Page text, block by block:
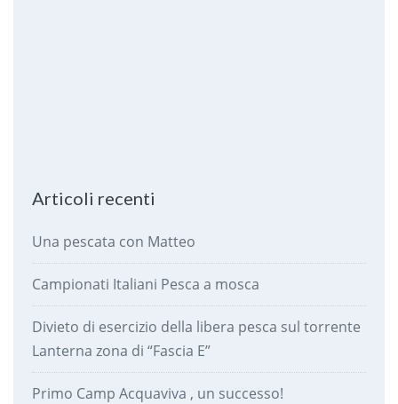
Articoli recenti
Una pescata con Matteo
Campionati Italiani Pesca a mosca
Divieto di esercizio della libera pesca sul torrente
Lanterna zona di “Fascia E”
Primo Camp Acquaviva , un successo!